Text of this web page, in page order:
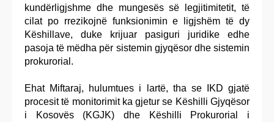
kundërligjshme dhe mungesës së legjitimitetit, të
cilat po rrezikojnë funksionimin e ligjshëm të dy
Këshillave, duke krijuar pasiguri juridike edhe
pasoja të mëdha për sistemin gjyqësor dhe sistemin
prokurorial.
Ehat Miftaraj, hulumtues i lartë, tha se IKD gjatë
procesit të monitorimit ka gjetur se Këshilli Gjyqësor
i Kosovës (KGJK) dhe Këshilli Prokurorial i